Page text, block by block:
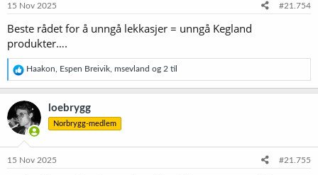
15 Nov 2025 #21.754
Beste rådet for å unngå lekkasjer = unngå Kegland
produkter….
R
e
a
k
s
j
o
e
Haakon Espen Breivik msevland og 2 til
loebrygg
Norbrygg-medlem
15 Nov 2025 #21.755